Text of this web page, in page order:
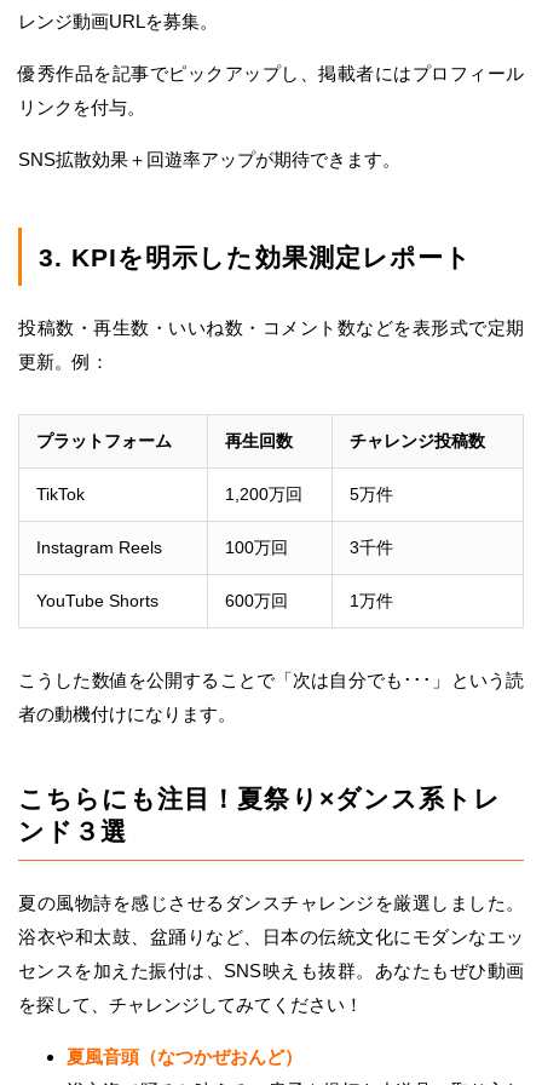
レンジ動画URLを募集。
優秀作品を記事でピックアップし、掲載者にはプロフィール
リンクを付与。
SNS拡散効果＋回遊率アップが期待できます。
3. KPIを明示した効果測定レポート
投稿数・再生数・いいね数・コメント数などを表形式で定期
更新。例：
プラットフォーム 再生回数 チャレンジ投稿数
TikTok 1,200万回 5万件
Instagram Reels 100万回 3千件
YouTube Shorts 600万回 1万件
こうした数値を公開することで「次は自分でも･･･」という読
者の動機付けになります。
こちらにも注目！夏祭り×ダンス系トレ
ンド３選
夏の風物詩を感じさせるダンスチャレンジを厳選しました。
浴衣や和太鼓、盆踊りなど、日本の伝統文化にモダンなエッ
センスを加えた振付は、SNS映えも抜群。あなたもぜひ動画
を探して、チャレンジしてみてください！
夏風音頭（なつかぜおんど）